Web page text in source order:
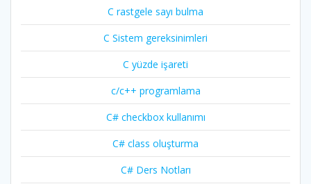
C rastgele sayı bulma
C Sistem gereksinimleri
C yüzde işareti
c/c++ programlama
C# checkbox kullanımı
C# class oluşturma
C# Ders Notları